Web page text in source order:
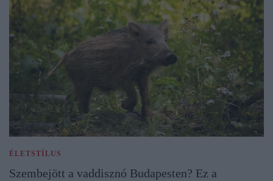
ÉLETSTÍLUS
Szembejött a vaddisznó Budapesten? Ez a